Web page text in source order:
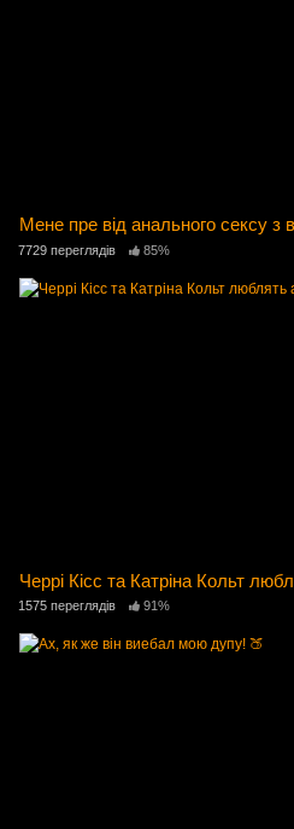
Мене пре від анального сексу з
7729 переглядів 85%
Черрі Кісс та Катріна Кольт
1575 переглядів 91%